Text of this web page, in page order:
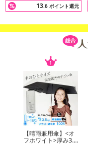
13.6 ポイント還元
【晴雨兼用傘】<オ
フホワイト>厚み3.5